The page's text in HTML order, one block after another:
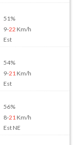
51%
9-22 Km/h
Est
54%
9-21 Km/h
Est
56%
8-21 Km/h
Est NE